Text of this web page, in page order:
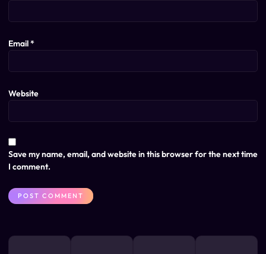
Email*
Website
Save my name, email, and website in this browser for the next time
I comment.